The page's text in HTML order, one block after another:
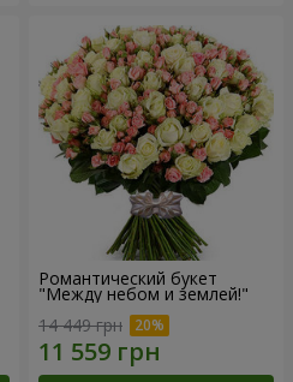
Романтический букет
"Между небом и землей!"
14 449 грн